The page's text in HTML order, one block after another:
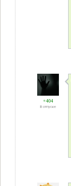
+404
В отпуске